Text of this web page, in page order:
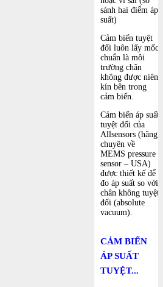
sánh hai điểm áp
suất)
Cảm biến tuyệt
đối luôn lấy mốc
chuẩn là môi
trường chân
không được niêm
kín bên trong
cảm biến.
Cảm biến áp suất
tuyệt đối của
Allsensors (hãng
chuyên về
MEMS pressure
sensor – USA)
được thiết kế để
đo áp suất so với
chân không tuyệt
đối (absolute
vacuum).
CẢM BIẾN
ÁP SUẤT
TUYỆT...